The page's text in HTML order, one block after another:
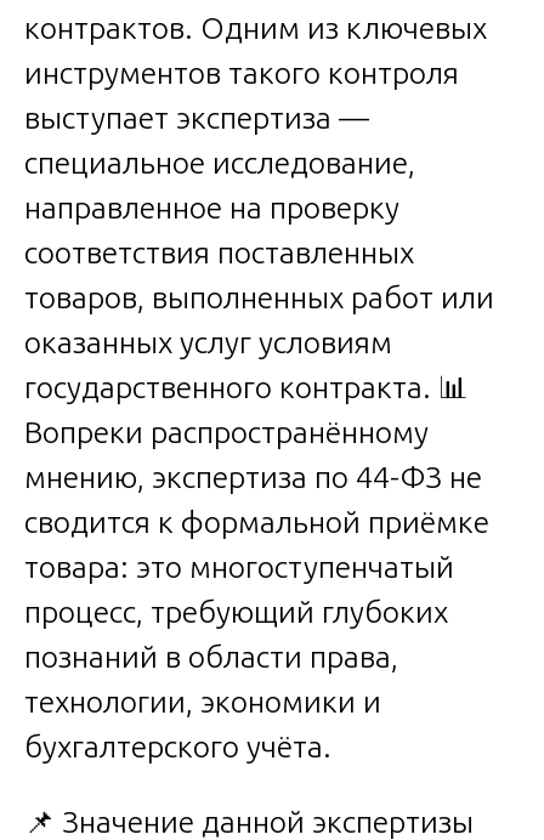
контрактов. Одним из ключевых
инструментов такого контроля
выступает экспертиза —
специальное исследование,
направленное на проверку
соответствия поставленных
товаров, выполненных работ или
оказанных услуг условиям
государственного контракта. 📊
Вопреки распространённому
мнению, экспертиза по 44-ФЗ не
сводится к формальной приёмке
товара: это многоступенчатый
процесс, требующий глубоких
познаний в области права,
технологии, экономики и
бухгалтерского учёта.
📌 Значение данной экспертизы